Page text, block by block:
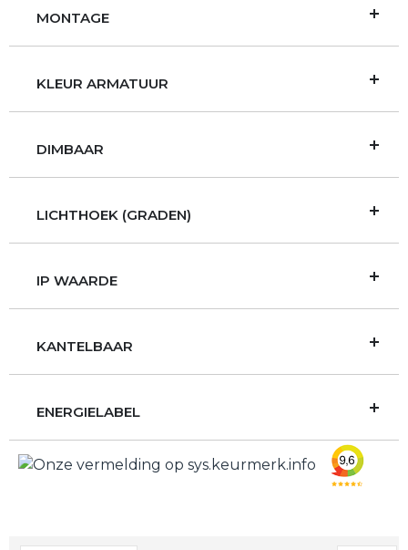
MONTAGE
KLEUR ARMATUUR
DIMBAAR
LICHTHOEK (GRADEN)
IP WAARDE
KANTELBAAR
ENERGIELABEL